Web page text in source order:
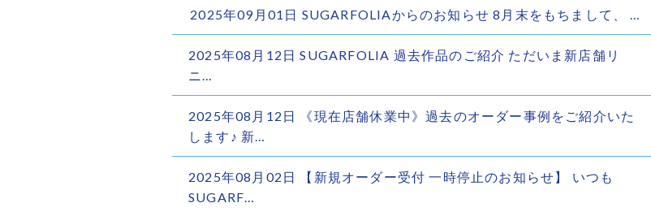
2025年09月01日 SUGARFOLIAからのお知らせ 8月末をもちまして、 …
2025年08月12日 SUGARFOLIA 過去作品のご紹介 ただいま新店舗リ
ニ…
2025年08月12日 《現在店舗休業中》過去のオーダー事例をご紹介いた
します♪ 新…
2025年08月02日 【新規オーダー受付 一時停止のお知らせ】 いつも
SUGARF…